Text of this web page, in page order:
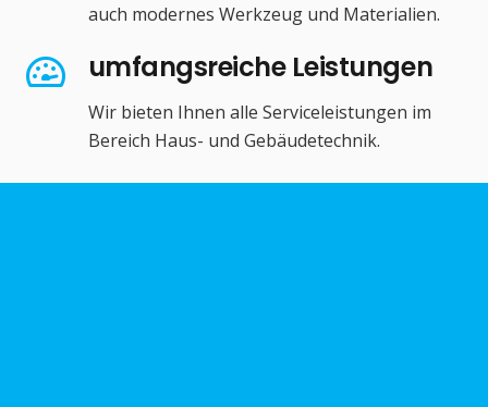
auch modernes Werkzeug und Materialien.
umfangsreiche Leistungen
Wir bieten Ihnen alle Serviceleistungen im
Bereich Haus- und Gebäudetechnik.